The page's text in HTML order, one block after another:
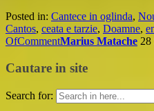
Posted in: Cantece in oglinda,
Cantos, ceata e tarzie, Doamne,
OfCommentMarius Matache 28
Cautare in site
Search for: